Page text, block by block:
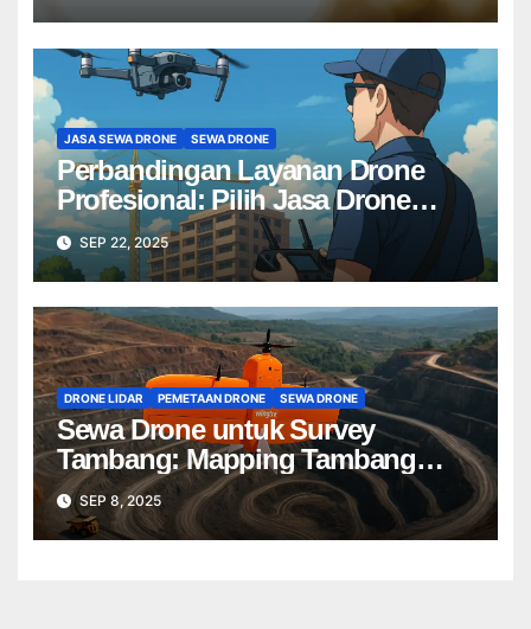
JASA SEWA DRONE SEWA DRONE
Perbandingan Layanan Drone
Profesional: Pilih Jasa Drone
Terbaik untuk Proyek Anda
SEP 22, 2025
DRONE LIDAR PEMETAAN DRONE SEWA DRONE
Sewa Drone untuk Survey
Tambang: Mapping Tambang
Profesional Lebih Cepat & Akurat
SEP 8, 2025